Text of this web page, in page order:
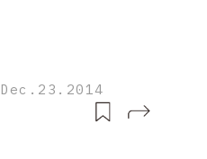
Dec.23.2014